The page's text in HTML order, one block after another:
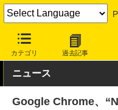
カテゴリ 過去記事
INTERNET Watch サービス
ニュース
Google Chrome、